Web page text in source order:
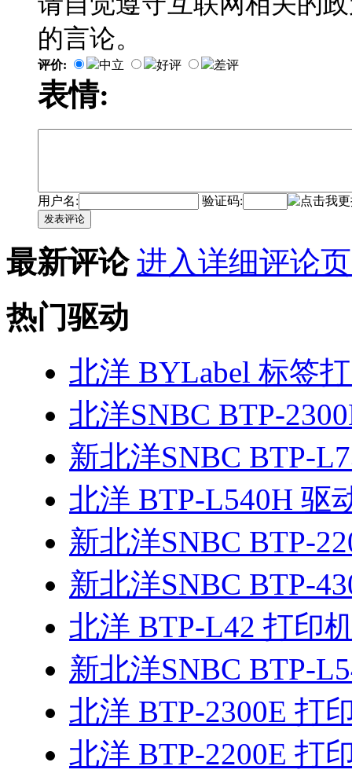
的言论。
评价: 中立 好评 差评
表情:
用户名: 验证码:
发表评论
最新评论 进入详细评论
热门驱动
北洋 BYLabel 标签
北洋SNBC BTP-
新北洋SNBC BTP-
北洋 BTP-L540H 驱
新北洋SNBC BTP-
新北洋SNBC BTP-
北洋 BTP-L42 打印
新北洋SNBC BTP-
北洋 BTP-2300E 打
北洋 BTP-2200E 打